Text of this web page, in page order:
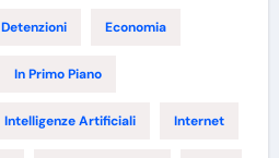
Detenzioni Economia
In Primo Piano
Intelligenze Artificiali Internet